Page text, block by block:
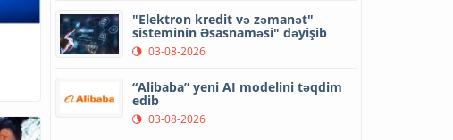
"Elektron kredit və zəmanət"
sisteminin Əsasnaməsi" dəyişib
03-08-2026
“Alibaba” yeni AI modelini təqdim
edib
03-08-2026